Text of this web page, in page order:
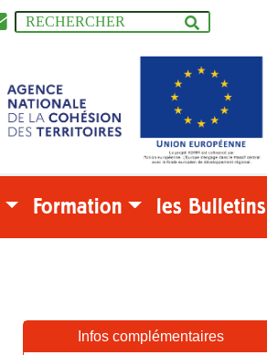
Formation les Bulletins
Infos complémentaires